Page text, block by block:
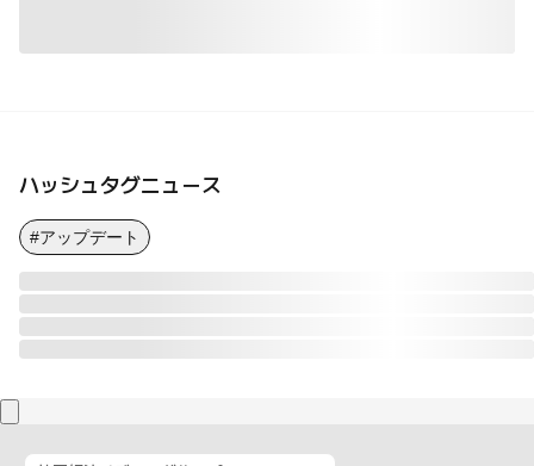
ハッシュタグニュース
#アップデート